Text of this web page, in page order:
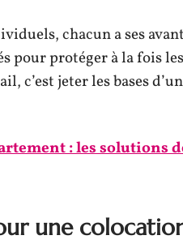
chacun a ses
pour protéger à la fois les
c’est jeter les bases
: les solutions
une